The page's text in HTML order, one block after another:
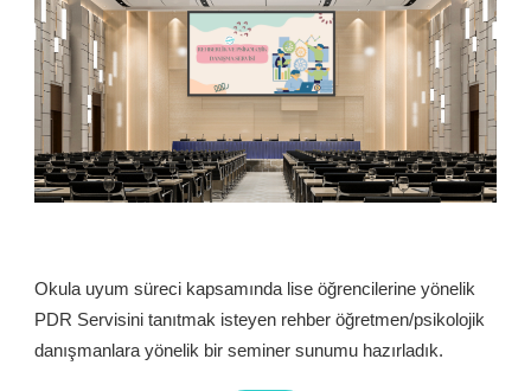
Okula uyum süreci kapsamında lise öğrencilerine yönelik
PDR Servisini tanıtmak isteyen rehber öğretmen/psikolojik
danışmanlara yönelik bir seminer sunumu hazırladık.